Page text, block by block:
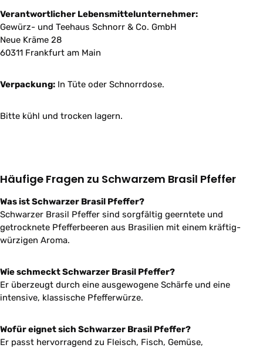
Verantwortlicher Lebensmittelunternehmer:
Gewürz- und Teehaus Schnorr & Co. GmbH
Neue Kräme 28
60311 Frankfurt am Main
Verpackung: In Tüte oder Schnorrdose.
Bitte kühl und trocken lagern.
Häufige Fragen zu Schwarzem Brasil Pfeffer
Was ist Schwarzer Brasil Pfeffer?
Schwarzer Brasil Pfeffer sind sorgfältig geerntete und
getrocknete Pfefferbeeren aus Brasilien mit einem kräftig-
würzigen Aroma.
Wie schmeckt Schwarzer Brasil Pfeffer?
Er überzeugt durch eine ausgewogene Schärfe und eine
intensive, klassische Pfefferwürze.
Wofür eignet sich Schwarzer Brasil Pfeffer?
Er passt hervorragend zu Fleisch, Fisch, Gemüse,